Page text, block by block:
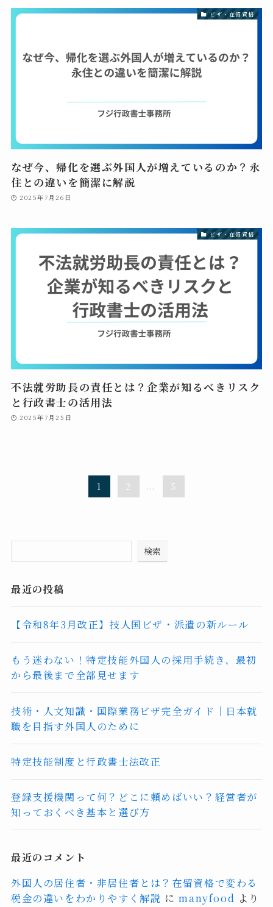
ビザ・在留資格
なぜ今、帰化を選ぶ外国人が増えているのか？永
住との違いを簡潔に解説
2025年7月26日
ビザ・在留資格
不法就労助長の責任とは？企業が知るべきリスク
と行政書士の活用法
2025年7月25日
1 2 ... 5
検索
最近の投稿
【令和8年3月改正】技人国ビザ・派遣の新ルール
もう迷わない！特定技能外国人の採用手続き、最初
から最後まで全部見せます
技術・人文知識・国際業務ビザ完全ガイド｜日本就
職を目指す外国人のために
特定技能制度と行政書士法改正
登録支援機関って何？どこに頼めばいい？経営者が
知っておくべき基本と選び方
最近のコメント
外国人の居住者・非居住者とは？在留資格で変わる
税金の違いをわかりやすく解説 にmanyfood より